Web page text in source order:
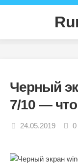
Skip
Черный
7/10 —
24.05.2019 0